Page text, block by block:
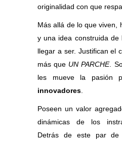
originalidad con que
Más allá de lo que viven,
y una idea construida
llegar a ser. Justifican el
más que UN PARCHE.
les mueve la pasión
innovadores
Poseen un valor
dinámicas de los
Detrás de este par de